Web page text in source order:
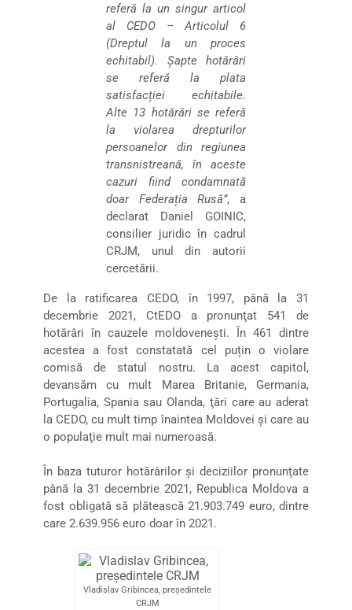
referă la un singur articol
al CEDO – Articolul 6
(Dreptul la un proces
echitabil). Șapte hotărâri
se referă la plata
satisfacției echitabile.
Alte 13 hotărâri se referă
la violarea drepturilor
persoanelor din regiunea
transnistreană, în aceste
cazuri fiind condamnată
doar Federația Rusă”, a
declarat Daniel GOINIC,
consilier juridic în cadrul
CRJM, unul din autorii
cercetării.
De la ratificarea CEDO, în 1997, până la 31
decembrie 2021, CtEDO a pronunţat 541 de
hotărâri în cauzele moldoveneşti. În 461 dintre
acestea a fost constatată cel puțin o violare
comisă de statul nostru. La acest capitol,
devansăm cu mult Marea Britanie, Germania,
Portugalia, Spania sau Olanda, ţări care au aderat
la CEDO, cu mult timp înaintea Moldovei şi care au
o populaţie mult mai numeroasă.
În baza tuturor hotărârilor şi deciziilor pronunţate
până la 31 decembrie 2021, Republica Moldova a
fost obligată să plătească 21.903.749 euro, dintre
care 2.639.956 euro doar în 2021.
Vladislav Gribincea, președintele
CRJM